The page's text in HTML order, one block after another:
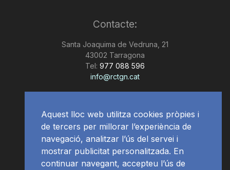
Contacte:
Santa Joaquima de Vedruna, 21
43002 Tarragona
Tel: 977 088 596
info@rctgn.cat
Publicitat:
publicitat@radiociutat.com
Més informació - Media Kit
Aquest lloc web utilitza cookies pròpies i
de tercers per millorar l’experiència de
navegació, analitzar l’ús del servei i
mostrar publicitat personalitzada. En
continuar navegant, accepteu l’ús de